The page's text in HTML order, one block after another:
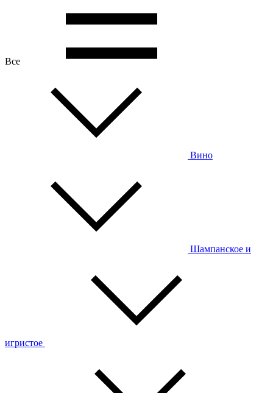
Все
Вино
Шампанское и
игристое